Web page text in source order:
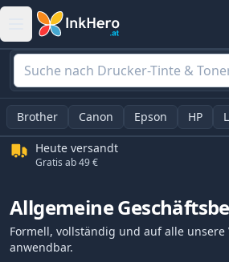
Brother Canon Epson HP
Heute versandt
Gratis ab 49 €
Allgemeine
Formell, vollständig und auf alle
anwendbar.